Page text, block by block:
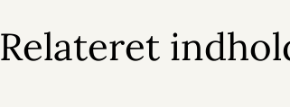
Relateret